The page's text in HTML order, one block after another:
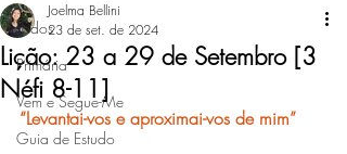
Todos
Primária
Vem e Segue-Me
Guia de Estudo
Lição: 23 a 29 de Setembro [3
Néfi 8-11]
Joelma Bellini
23 de set. de 2024
“Levantai-vos e aproximai-vos de mim”